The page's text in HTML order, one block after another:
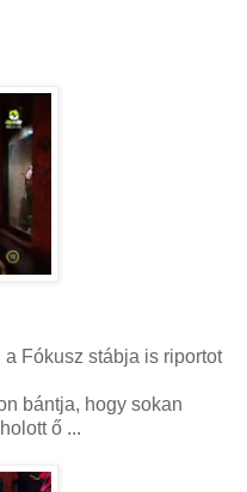
Fókusz stábja is riportot
bántja, hogy sokan
ő ...